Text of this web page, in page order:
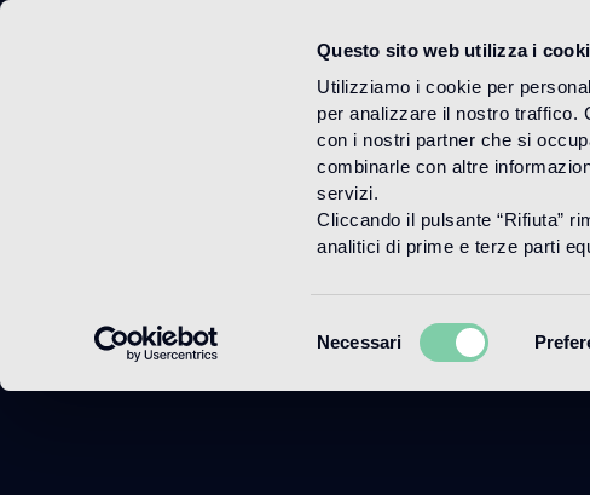
Questo sito web utilizza i
Utilizziamo i cookie per
per analizzare il nostro traffico.
con i nostri partner che si
combinarle con altre
servizi.
Cliccando il pulsante “Rifiuta”
analitici di prime e terze parti
del
Necessari